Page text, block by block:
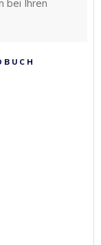
bei Ihren